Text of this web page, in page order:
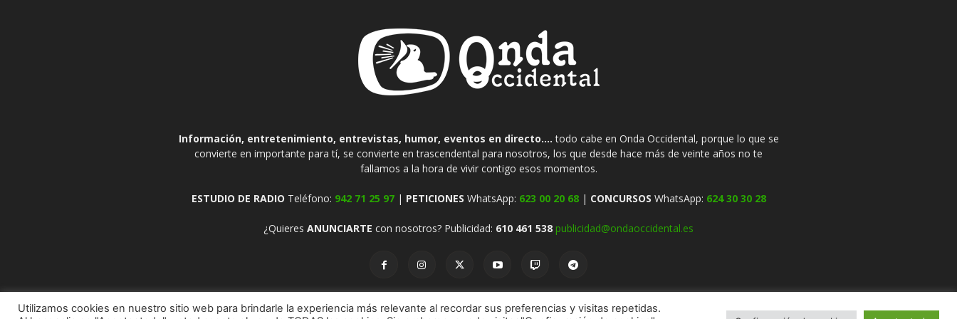
Información, entretenimiento, entrevistas, humor, eventos en directo.... todo cabe en Onda Occidental, porque lo que se
convierte en importante para tí, se convierte en trascendental para nosotros, los que desde hace más de veinte años no te
fallamos a la hora de vivir contigo esos momentos.
ESTUDIO DE RADIO Teléfono: 942 71 25 97| PETICIONES WhatsApp: 623 00 20 68| CONCURSOS WhatsApp: 624 30 30 28
¿Quieres ANUNCIARTE con nosotros? Publicidad: 610 461 538 publicidad@ondaoccidental.es
Utilizamos cookies en nuestro sitio web para brindarle la experiencia más relevante al recordar sus preferencias y visitas repetidas.